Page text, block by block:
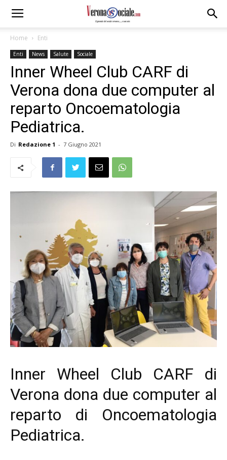
Home Enti
Enti News Salute Sociale
Inner Wheel Club CARF di
Verona dona due computer al
reparto Oncoematologia
Pediatrica.
Di Redazione 1 - 7 Giugno 2021
Inner Wheel Club CARF di
Verona dona due computer al
reparto di Oncoematologia
Pediatrica.